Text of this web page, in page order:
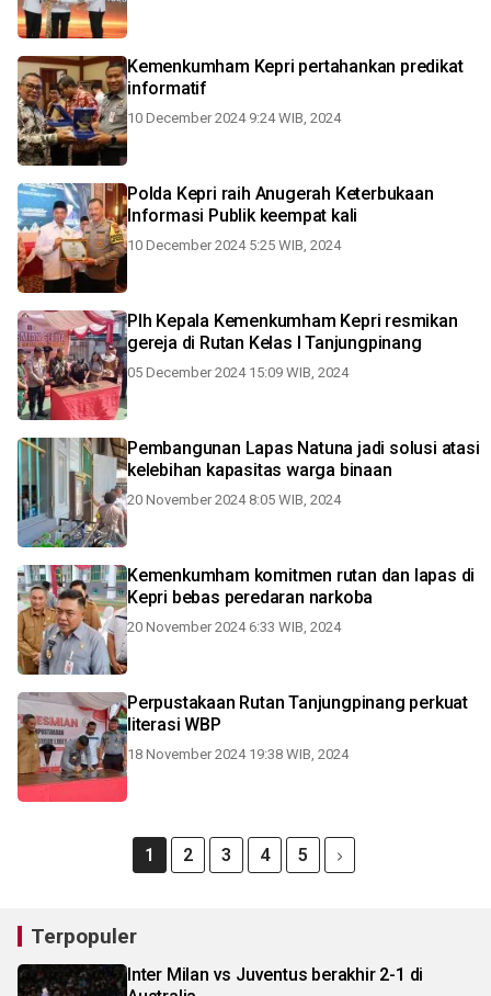
Kemenkumham Kepri pertahankan predikat
informatif
10 December 2024 9:24 WIB, 2024
Polda Kepri raih Anugerah Keterbukaan
Informasi Publik keempat kali
10 December 2024 5:25 WIB, 2024
Plh Kepala Kemenkumham Kepri resmikan
gereja di Rutan Kelas I Tanjungpinang
05 December 2024 15:09 WIB, 2024
Pembangunan Lapas Natuna jadi solusi atasi
kelebihan kapasitas warga binaan
20 November 2024 8:05 WIB, 2024
Kemenkumham komitmen rutan dan lapas di
Kepri bebas peredaran narkoba
20 November 2024 6:33 WIB, 2024
Perpustakaan Rutan Tanjungpinang perkuat
literasi WBP
18 November 2024 19:38 WIB, 2024
1 2 3 4 5
Terpopuler
Inter Milan vs Juventus berakhir 2-1 di